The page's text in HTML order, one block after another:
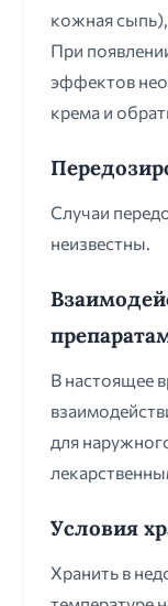
кожная
При
эффектов
крема и
Случаи
неизвестны.
В настоящее
для
Условия
Хранить в